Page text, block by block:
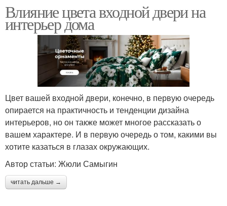
Влияние цвета входной двери на
интерьер дома
Цвет вашей входной двери, конечно, в первую очередь
опирается на практичность и тенденции дизайна
интерьеров, но он также может многое рассказать о
вашем характере. И в первую очередь о том, какими вы
хотите казаться в глазах окружающих.
Автор статьи: Жюли Самыгин
читать дальше →